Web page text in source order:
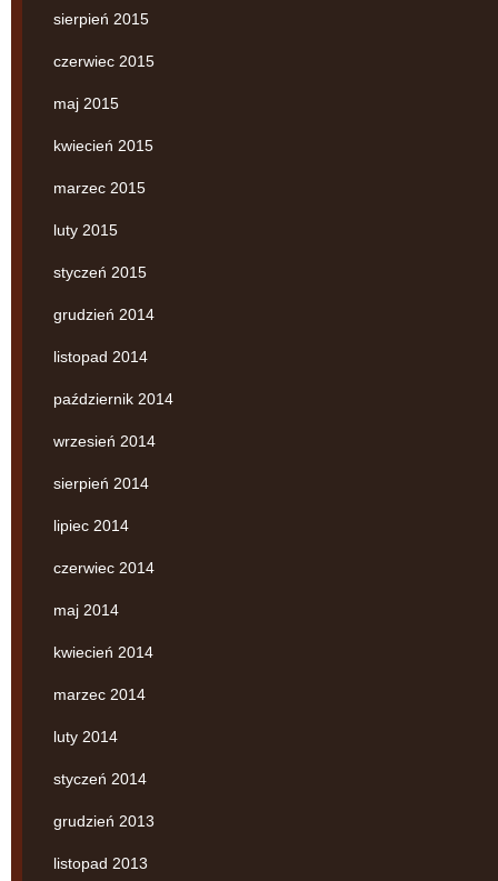
sierpień 2015
czerwiec 2015
maj 2015
kwiecień 2015
marzec 2015
luty 2015
styczeń 2015
grudzień 2014
listopad 2014
październik 2014
wrzesień 2014
sierpień 2014
lipiec 2014
czerwiec 2014
maj 2014
kwiecień 2014
marzec 2014
luty 2014
styczeń 2014
grudzień 2013
listopad 2013